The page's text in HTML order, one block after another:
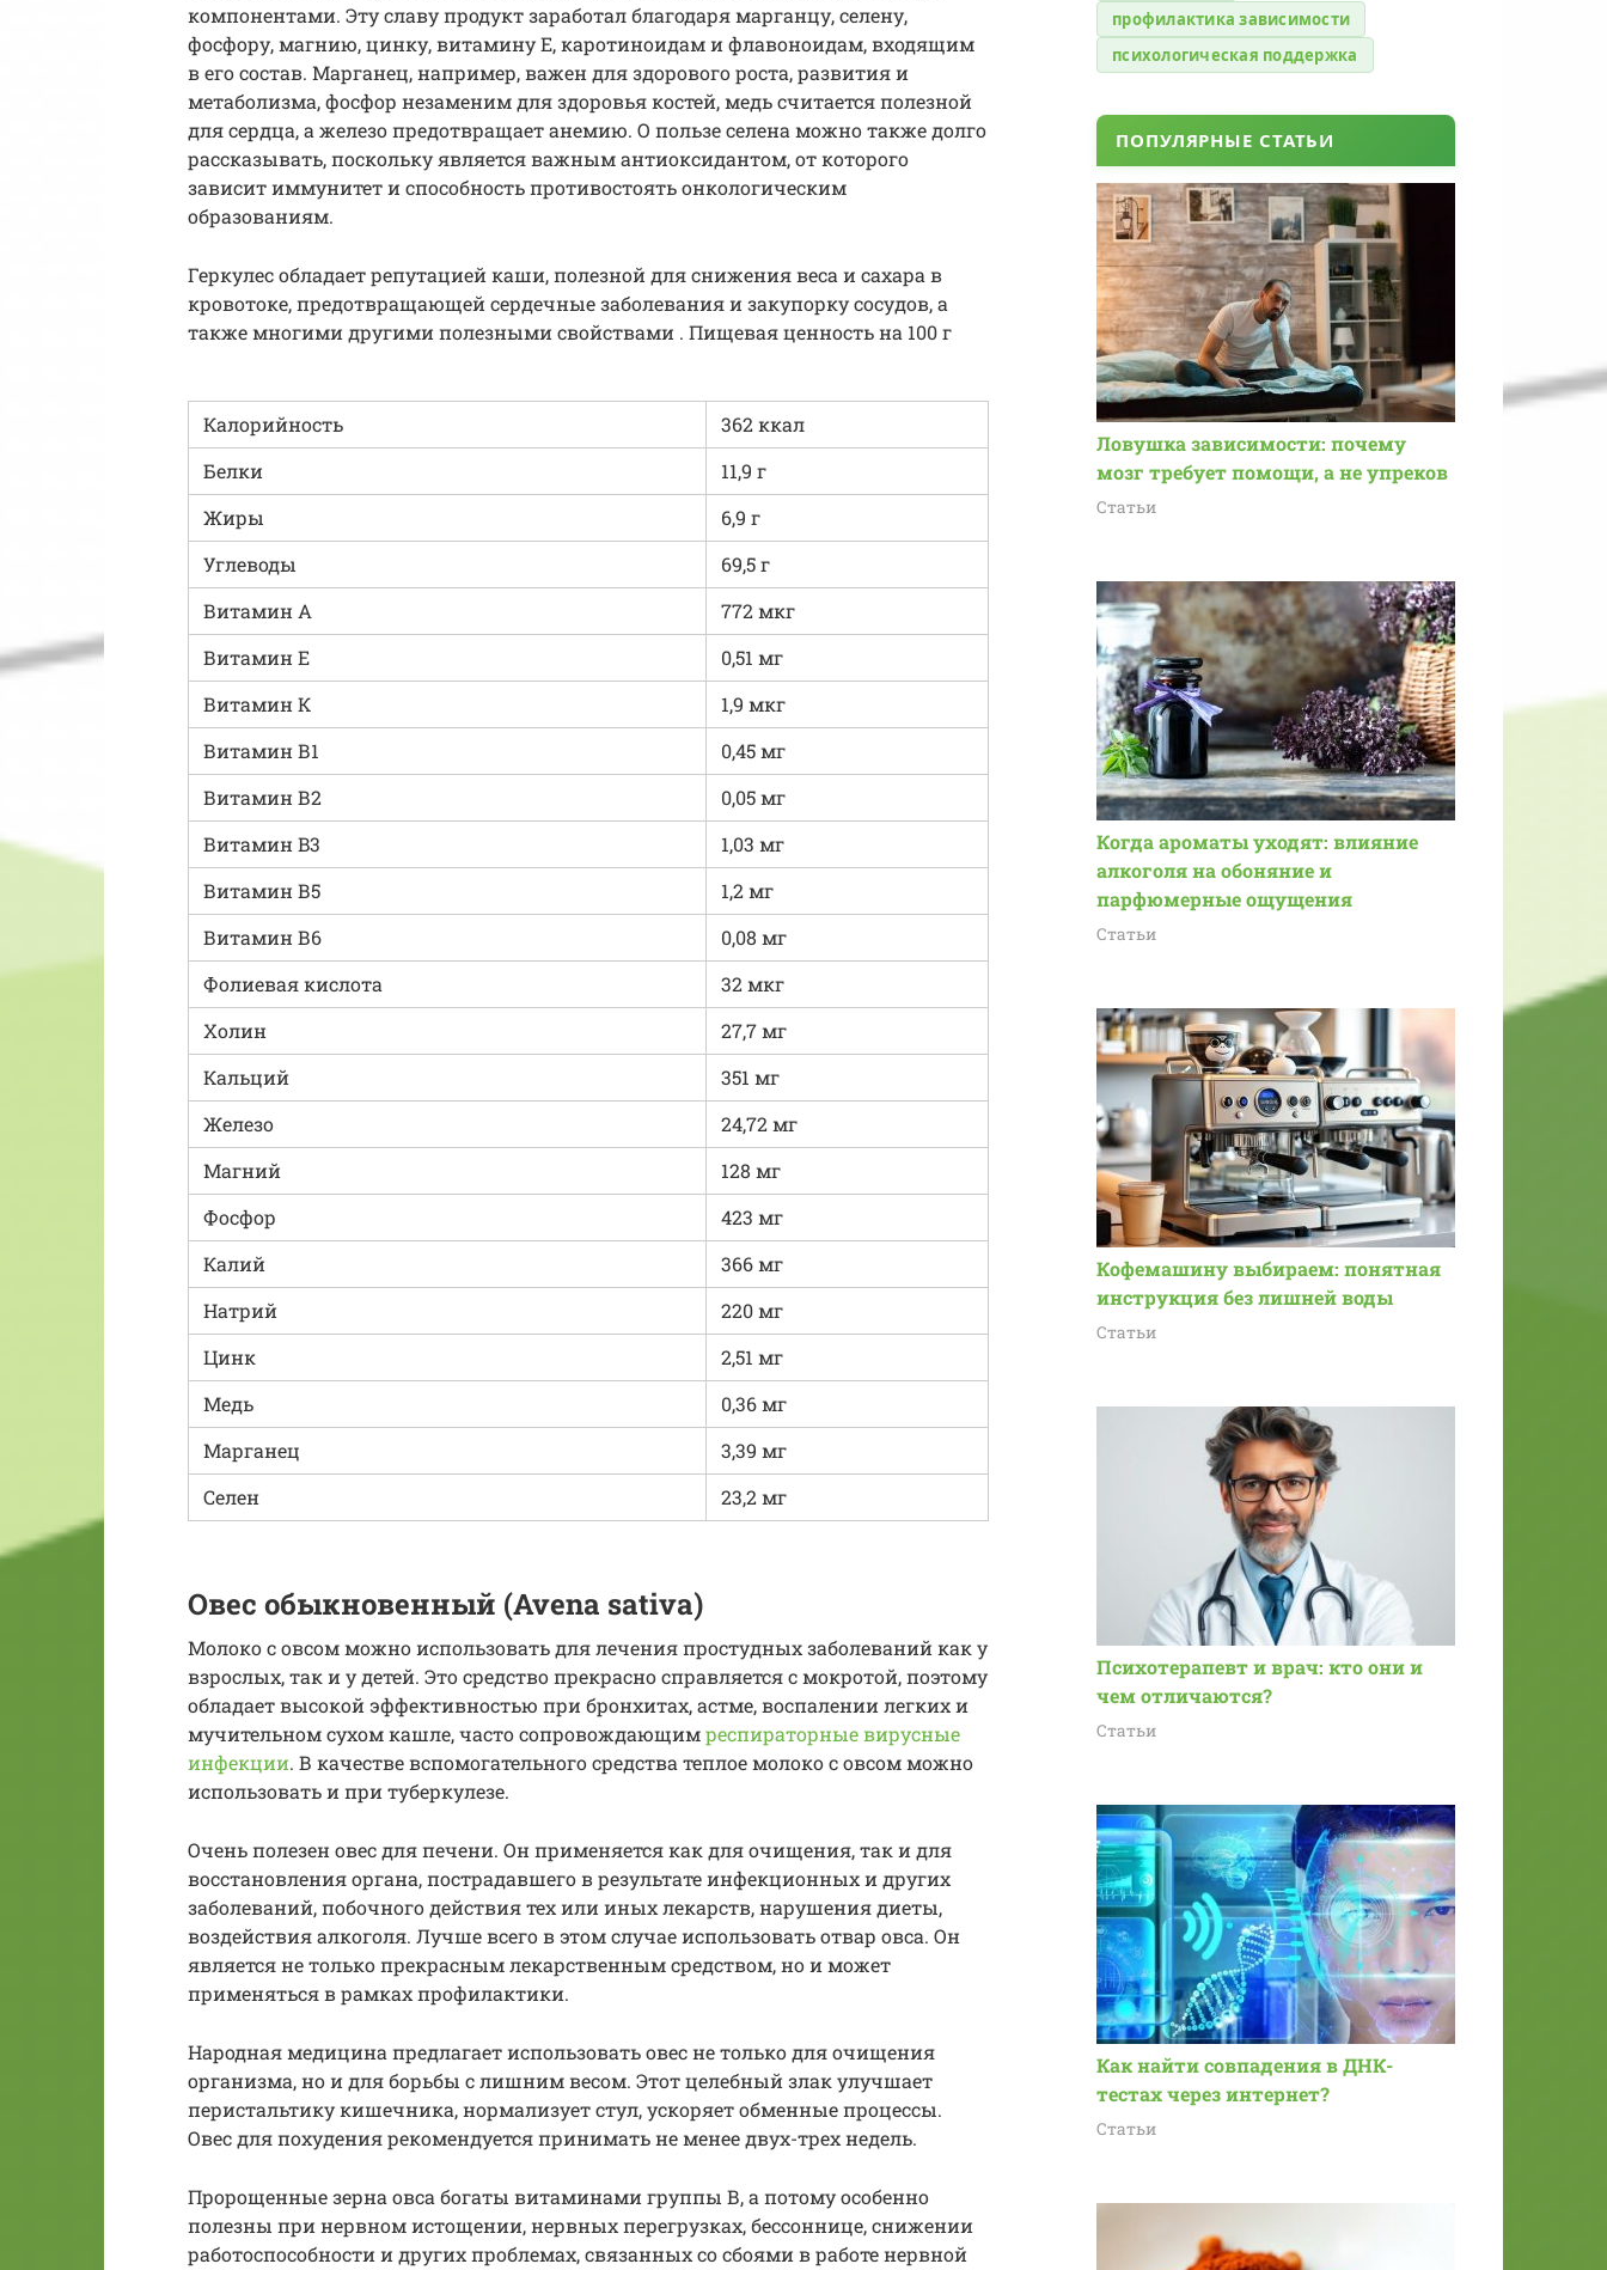
компонентами. Эту славу продукт заработал благодаря марганцу, селену,
фосфору, магнию, цинку, витамину Е, каротиноидам и флавоноидам, входящим
в его состав. Марганец, например, важен для здорового роста, развития и
метаболизма, фосфор незаменим для здоровья костей, медь считается полезной
для сердца, а железо предотвращает анемию. О пользе селена можно также долго
рассказывать, поскольку является важным антиоксидантом, от которого
зависит иммунитет и способность противостоять онкологическим
образованиям.
Геркулес обладает репутацией каши, полезной для снижения веса и сахара в
кровотоке, предотвращающей сердечные заболевания и закупорку сосудов, а
также многими другими полезными свойствами . Пищевая ценность на 100 г
Калорийность
362 ккал
Белки
11,9 г
Жиры
6,9 г
Углеводы
69,5 г
Витамин А
772 мкг
Витамин Е
0,51 мг
Витамин К
1,9 мкг
Витамин В1
0,45 мг
Витамин В2
0,05 мг
Витамин B3
1,03 мг
Витамин В5
1,2 мг
Витамин В6
0,08 мг
Фолиевая кислота
32 мкг
Холин
27,7 мг
Кальций
351 мг
Железо
24,72 мг
Магний
128 мг
Фосфор
423 мг
Калий
366 мг
Натрий
220 мг
Цинк
2,51 мг
Медь
0,36 мг
Марганец
3,39 мг
Селен
23,2 мг
Овес обыкновенный (Avena sativa)
Молоко с овсом можно использовать для лечения простудных заболеваний как у
взрослых, так и у детей. Это средство прекрасно справляется с мокротой, поэтому
обладает высокой эффективностью при бронхитах, астме, воспалении легких и
мучительном сухом кашле, часто сопровождающимреспираторные вирусные
инфекции. В качестве вспомогательного средства теплое молоко с овсом можно
использовать и при туберкулезе.
Очень полезен овес для печени. Он применяется как для очищения, так и для
восстановления органа, пострадавшего в результате инфекционных и других
заболеваний, побочного действия тех или иных лекарств, нарушения диеты,
воздействия алкоголя. Лучше всего в этом случае использовать отвар овса. Он
является не только прекрасным лекарственным средством, но и может
применяться в рамках профилактики.
Народная медицина предлагает использовать овес не только для очищения
организма, но и для борьбы с лишним весом. Этот целебный злак улучшает
перистальтику кишечника, нормализует стул, ускоряет обменные процессы.
Овес для похудения рекомендуется принимать не менее двух-трех недель.
Пророщенные зерна овса богаты витаминами группы В, а потому особенно
полезны при нервном истощении, нервных перегрузках, бессоннице, снижении
работоспособности и других проблемах, связанных со сбоями в работе нервной
профилактика зависимости
психологическая поддержка
ПОПУЛЯРНЫЕ СТАТЬИ
Ловушка зависимости: почему
мозг требует помощи, а не упреков
Статьи
Когда ароматы уходят: влияние
алкоголя на обоняние и
парфюмерные ощущения
Статьи
Кофемашину выбираем: понятная
инструкция без лишней воды
Статьи
Психотерапевт и врач: кто они и
чем отличаются?
Статьи
Как найти совпадения в ДНК-
тестах через интернет?
Статьи